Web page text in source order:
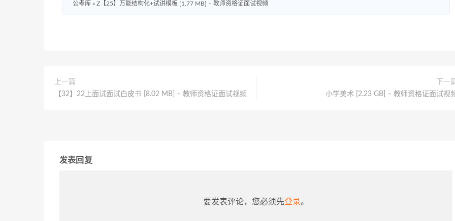
公考库 » Z【25】万能结构化+试讲模板 [1.77 MB] – 教师资格证面试视频
上一篇
【32】22上面试面试白皮书 [8.02 MB] – 教师资格证面试视频
下一
小学美术 [2.23 GB] – 教师资格证面试视
发表回复
要发表评论，您必须先登录。